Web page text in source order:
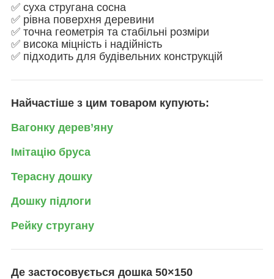
✅ суха стругана сосна
✅ рівна поверхня деревини
✅ точна геометрія та стабільні розміри
✅ висока міцність і надійність
✅ підходить для будівельних конструкцій
Найчастіше з цим товаром купують:
Вагонку дерев’яну
Імітацію бруса
Терасну дошку
Дошку підлоги
Рейку стругану
Де застосовується дошка 50×150